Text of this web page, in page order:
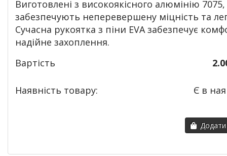
Виготовлені з високоякісного алюмінію
забезпечують неперевершену міцність та
Сучасна рукоятка з піни EVA забезпечує
надійне захоплення.
Вартість
Наявність товару: Є в